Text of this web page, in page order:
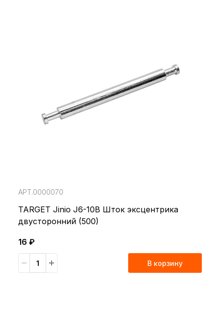
АРТ.0000070
TARGET Jinio J6-10B Шток эксцентрика
двусторонний (500)
16 ₽
В корзину